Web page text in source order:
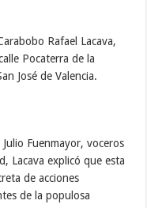
Rafael Lacava,
Pocaterra de la
José de Valencia.
Fuenmayor, voceros
Lacava explicó que esta
de acciones
de la populosa